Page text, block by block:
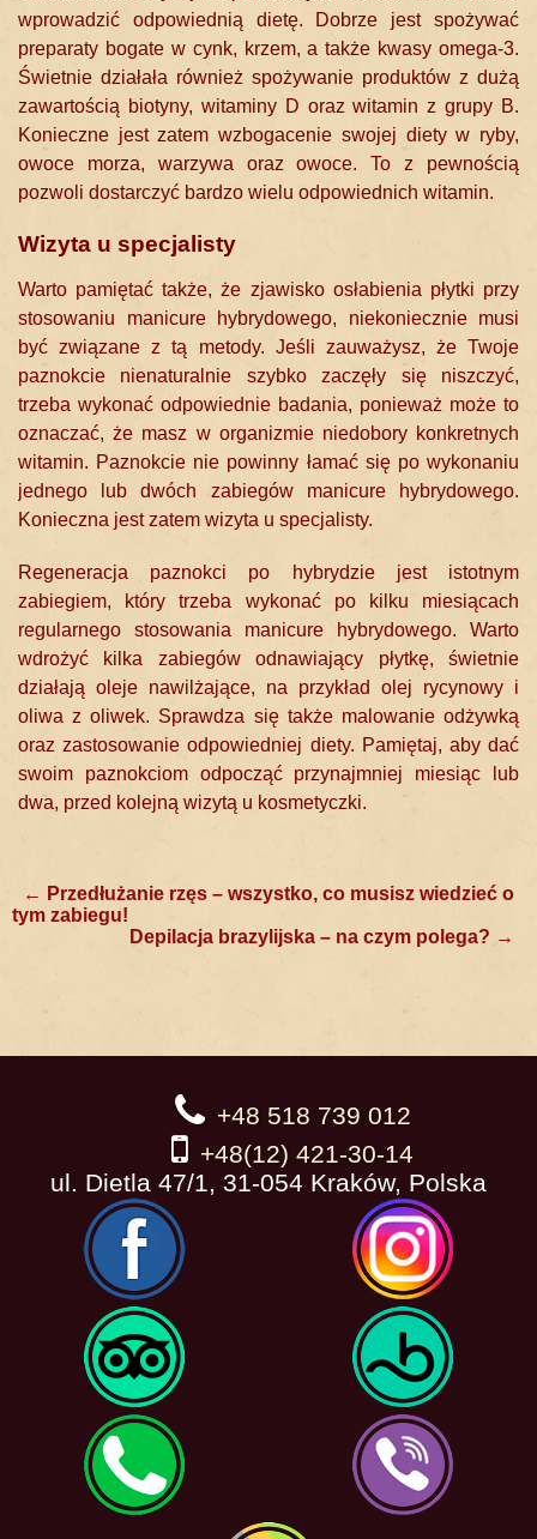
wprowadzić odpowiednią dietę. Dobrze jest spożywać
preparaty bogate w cynk, krzem, a także kwasy omega-3.
Świetnie działała również spożywanie produktów z dużą
zawartością biotyny, witaminy D oraz witamin z grupy B.
Konieczne jest zatem wzbogacenie swojej diety w ryby,
owoce morza, warzywa oraz owoce. To z pewnością
pozwoli dostarczyć bardzo wielu odpowiednich witamin.
Wizyta u specjalisty
Warto pamiętać także, że zjawisko osłabienia płytki przy
stosowaniu manicure hybrydowego, niekoniecznie musi
być związane z tą metody. Jeśli zauważysz, że Twoje
paznokcie nienaturalnie szybko zaczęły się niszczyć,
trzeba wykonać odpowiednie badania, ponieważ może to
oznaczać, że masz w organizmie niedobory konkretnych
witamin. Paznokcie nie powinny łamać się po wykonaniu
jednego lub dwóch zabiegów manicure hybrydowego.
Konieczna jest zatem wizyta u specjalisty.
Regeneracja paznokci po hybrydzie jest istotnym
zabiegiem, który trzeba wykonać po kilku miesiącach
regularnego stosowania manicure hybrydowego. Warto
wdrożyć kilka zabiegów odnawiający płytkę, świetnie
działają oleje nawilżające, na przykład olej rycynowy i
oliwa z oliwek. Sprawdza się także malowanie odżywką
oraz zastosowanie odpowiedniej diety. Pamiętaj, aby dać
swoim paznokciom odpocząć przynajmniej miesiąc lub
dwa, przed kolejną wizytą u kosmetyczki.
Post
navigation
← Przedłużanie rzęs – wszystko, co musisz wiedzieć o
tym zabiegu!
Depilacja brazylijska – na czym polega? →
+48 518 739 012
+48(12) 421-30-14
ul. Dietla 47/1, 31-054 Kraków, Polska